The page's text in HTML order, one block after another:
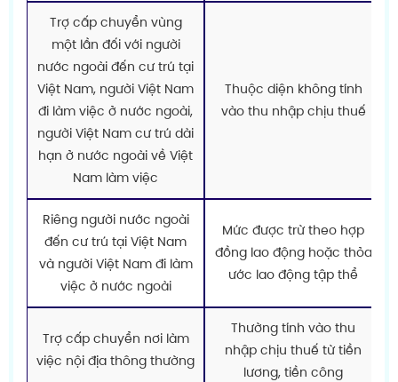
Trợ cấp chuyển vùng
một lần đối với người
nước ngoài đến cư trú tại
Việt Nam, người Việt Nam
đi làm việc ở nước ngoài,
người Việt Nam cư trú dài
hạn ở nước ngoài về Việt
Nam làm việc
Thuộc diện không tính
vào thu nhập chịu thuế
Riêng người nước ngoài
đến cư trú tại Việt Nam
và người Việt Nam đi làm
việc ở nước ngoài
Mức được trừ theo hợp
đồng lao động hoặc thỏa
ước lao động tập thể
Trợ cấp chuyển nơi làm
việc nội địa thông thường
Thường tính vào thu
nhập chịu thuế từ tiền
lương, tiền công